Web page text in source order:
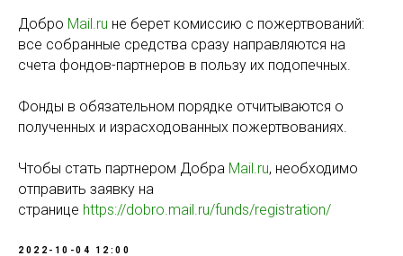
Добро Mail.ru не берет комиссию с пожертвований:
все собранные средства сразу направляются на
счета фондов-партнеров в пользу их подопечных.
Фонды в обязательном порядке отчитываются о
полученных и израсходованных пожертвованиях.
Чтобы стать партнером Добра Mail.ru, необходимо
отправить заявку на
странице https://dobro.mail.ru/funds/registration/
2022-10-04 12:00